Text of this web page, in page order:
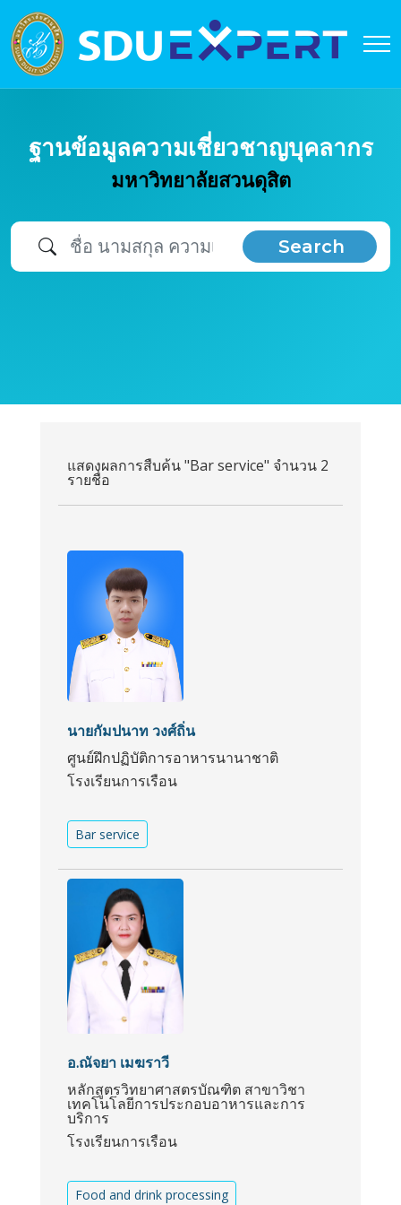
ฐานข้อมูลความเชี่ยวชาญบุคลากร
มหาวิทยาลัยสวนดุสิต
Search
แสดงผลการสืบค้น "Bar service" จำนวน 2
รายชื่อ
นายกัมปนาท วงศ์ถิ่น
ศูนย์ฝึกปฏิบัติการอาหารนานาชาติ
โรงเรียนการเรือน
Bar service
อ.ณัจยา เมฆราวี
หลักสูตรวิทยาศาสตรบัณฑิต สาขาวิชา
เทคโนโลยีการประกอบอาหารและการ
บริการ
โรงเรียนการเรือน
Food and drink processing